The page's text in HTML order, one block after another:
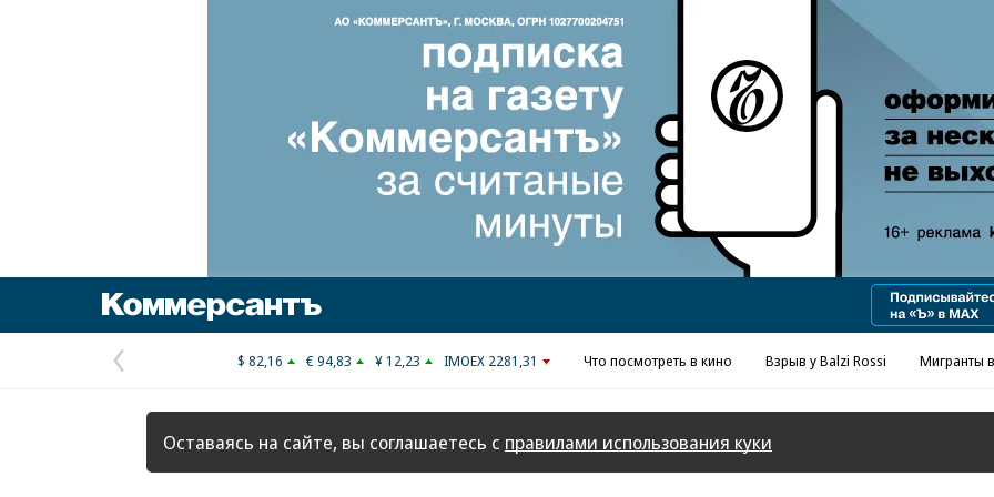
Реклама в «Ъ» www.kommersant.ru/ad
Предыдущая
страница
$ 82,16 € 94,83 ¥ 12,23 IMOEX 2281,31 Что посмотреть в кино Взрыв у Balzi Rossi Мигранты
Оставаясь на сайте, вы соглашаетесь с правилами использования куки